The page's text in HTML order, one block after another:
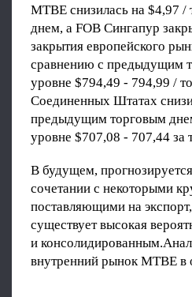
MTBE снизилась на $4,97
днем, а FOB Сингапур
закрытия европейского
сравнению с предыдущим
уровне $794,49 - 794,99 /
Соединенных Штатах
предыдущим торговым
уровне $707,08 - 707,44 за
В будущем,
сочетании с некоторыми
поставляющими на
существует высокая
и
внутренний рынок MTBE в